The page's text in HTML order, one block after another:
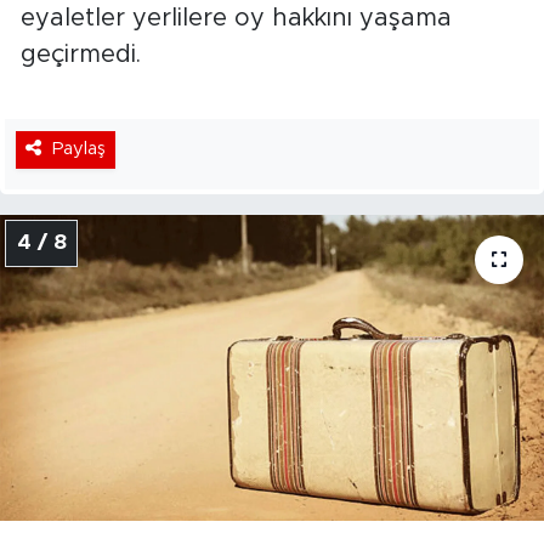
eyaletler yerlilere oy hakkını yaşama
geçirmedi.
Paylaş
4 / 8